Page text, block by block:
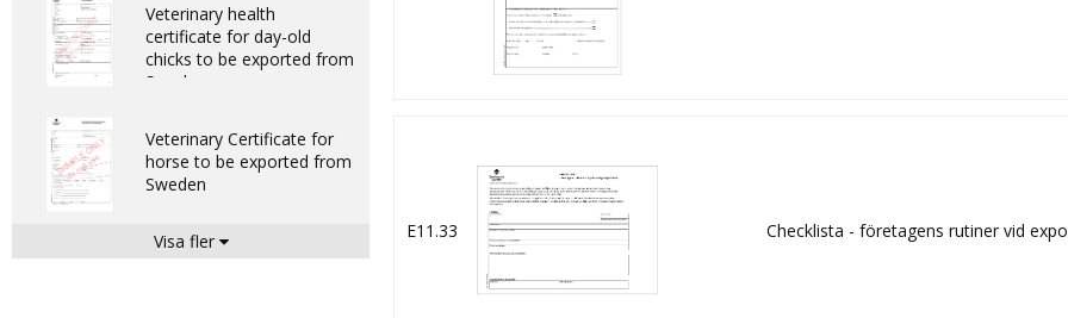
Veterinary health
certificate for day-old
chicks to be exported from
Sweden
Veterinary Certificate for
horse to be exported from
Sweden
Veterinary health
Visa fler E11.33 Checklista - företagens rutiner vid